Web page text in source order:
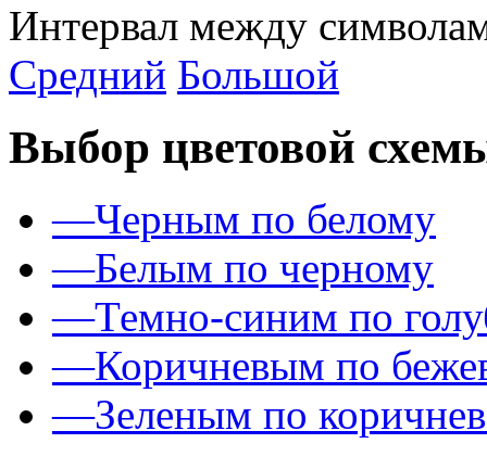
Интервал между
Средний Большой
Выбор цветовой
—Черным по белому
—Белым по черному
—Темно-синим по
—Коричневым по
—Зеленым по